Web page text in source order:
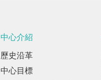
中心介紹
歷史沿革
中心目標